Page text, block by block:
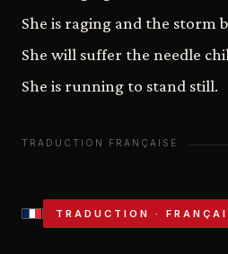
She is raging and the storm
She will suffer the needle
She is running to stand still.
TRADUCTION ·